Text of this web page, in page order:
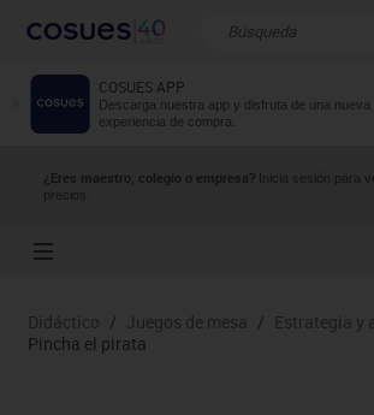
COSUES APP
Descarga nuestra app y disfruta de una nueva
experiencia de compra.
¿Eres maestro, colegio o empresa? Inicia sesión para
precios.
Resultados de la
Didáctico / Juegos de mesa / Estrategia y
Pincha el pirata